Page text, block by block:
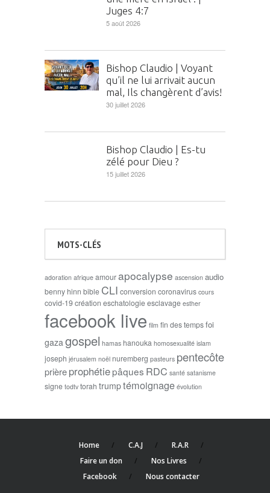
Juges 4:7
5 août 2026
Bishop Claudio | Voyant
qu’il ne lui arrivait aucun
mal, Ils changèrent d’avis!
30 juillet 2026
Bishop Claudio | Es-tu
zélé pour Dieu ?
15 juillet 2026
MOTS-CLÉS
adoration afrique amourapocalypse ascension audio
benny hinn bible CLI conversion coronavirus cours
covid-19création eschatologieesclavage esther
facebook live film fin des tempsfoi
gaza gospel hamas hanouka homosexualité islam
joseph jérusalem noël nuremberg pasteurs pentecôte
prièreprophétiepâques RDC santé satanisme
signe todtv torah trumptémoignage évolution
Home C.A.J
R.A.R
Faire un don
Nos Livres
Facebook
Nous contacter